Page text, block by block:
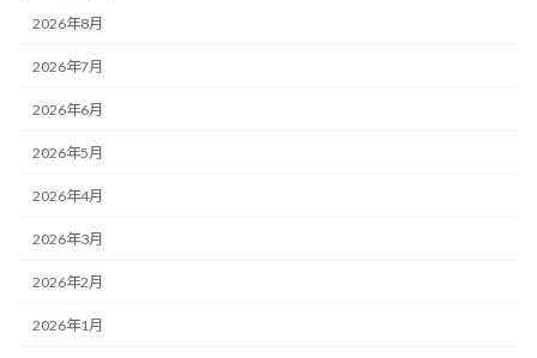
2026年8月
2026年7月
2026年6月
2026年5月
2026年4月
2026年3月
2026年2月
2026年1月